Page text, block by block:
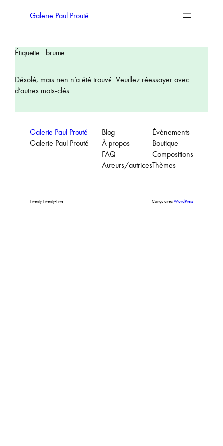
Galerie Paul Prouté
Étiquette : brume
Désolé, mais rien n’a été trouvé. Veuillez réessayer avec
d’autres mots-clés.
Galerie Paul Prouté
Galerie Paul Prouté
Blog
À propos
FAQ
Auteurs/autrices
Évènements
Boutique
Compositions
Thèmes
Twenty Twenty-Five Conçu avecWordPress